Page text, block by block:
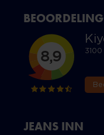
JEANS INN
BEOORDELING